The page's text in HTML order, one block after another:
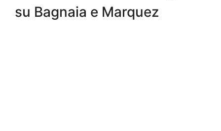
su Bagnaia e Marquez